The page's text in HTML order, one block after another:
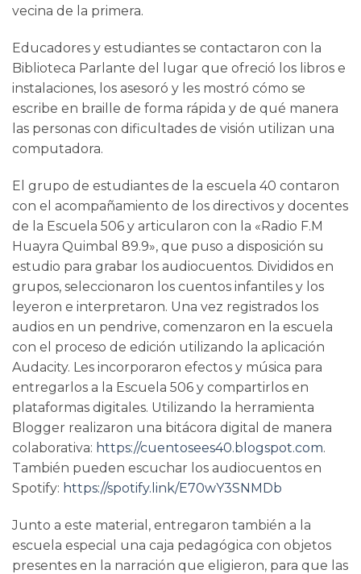
vecina de la primera.
Educadores y estudiantes se contactaron con la
Biblioteca Parlante del lugar que ofreció los libros e
instalaciones, los asesoró y les mostró cómo se
escribe en braille de forma rápida y de qué manera
las personas con dificultades de visión utilizan una
computadora.
El grupo de estudiantes de la escuela 40 contaron
con el acompañamiento de los directivos y docentes
de la Escuela 506 y articularon con la «Radio F.M
Huayra Quimbal 89.9», que puso a disposición su
estudio para grabar los audiocuentos. Divididos en
grupos, seleccionaron los cuentos infantiles y los
leyeron e interpretaron. Una vez registrados los
audios en un pendrive, comenzaron en la escuela
con el proceso de edición utilizando la aplicación
Audacity. Les incorporaron efectos y música para
entregarlos a la Escuela 506 y compartirlos en
plataformas digitales. Utilizando la herramienta
Blogger realizaron una bitácora digital de manera
colaborativa: https://cuentosees40.blogspot.com.
También pueden escuchar los audiocuentos en
Spotify: https://spotify.link/E70wY3SNMDb
Junto a este material, entregaron también a la
escuela especial una caja pedagógica con objetos
presentes en la narración que eligieron, para que las